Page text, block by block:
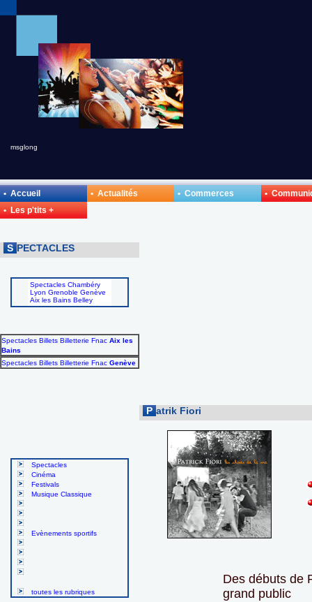
msglong
S PECTACLES
Spectacles Chambéry
Lyon Grenoble Genève
Aix les Bains Belley
Spectacles Billets Billetterie Fnac Aix les
Bains
Spectacles Billets Billetterie Fnac Genève
Spectacles
Cinéma
Festivals
Musique Classique
Evènements sportifs
toutes les rubriques
P atrik Fiori
Des débuts de
grand public
• Accueil • Actualités • Commerces
•
• Les p'tits +